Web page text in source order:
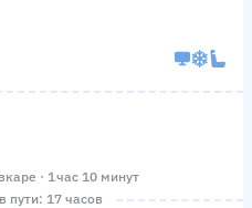
· 1 час 10 минут
17 часов